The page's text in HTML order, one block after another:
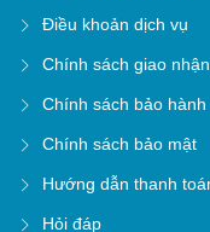
Điều khoản dịch vụ
Chính sách giao
Chính sách bảo hành
Chính sách bảo mật
Hướng dẫn thanh
Hỏi đáp